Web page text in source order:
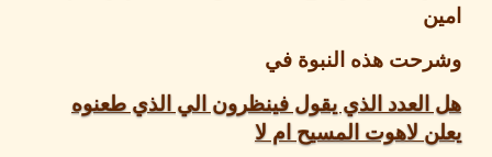
هذه النبوة في
الذي يقول فينظرون الي الذي طعنوه
لاهوت المسيح ام لا